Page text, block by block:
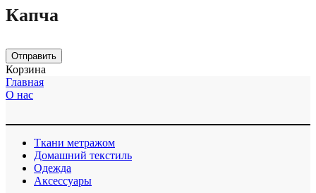
Капча
Отправить
Корзина
Главная
О нас
Ткани метражом
Домашний текстиль
Одежда
Аксессуары